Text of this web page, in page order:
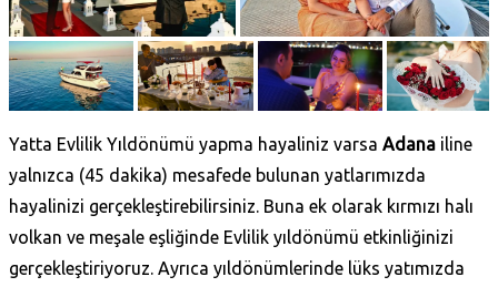
Yatta Evlilik Yıldönümü yapma hayaliniz varsa Adana iline
yalnızca (45 dakika) mesafede bulunan yatlarımızda
hayalinizi gerçekleştirebilirsiniz. Buna ek olarak kırmızı halı
volkan ve meşale eşliğinde Evlilik yıldönümü etkinliğinizi
gerçekleştiriyoruz. Ayrıca yıldönümlerinde lüks yatımızda